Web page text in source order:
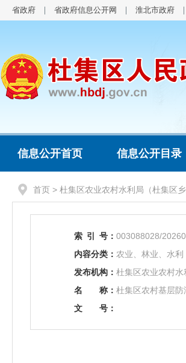
省政府 省政府信息公开网 淮北市政府
信息公开首页 信息公开目录
首页 > 杜集区农业农村水利局（杜集区乡
索 引 号： 003088028/
内容分类： 农业、林业、水利
发布机构： 杜集区农业农村
名
称： 杜集区农村基层
文
号：